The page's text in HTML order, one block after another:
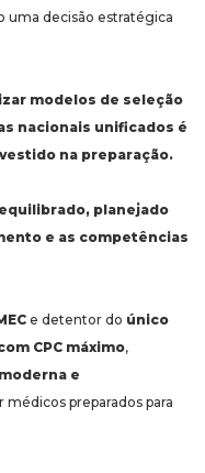
uma decisão estratégica
modelos de seleção
nacionais unificados é
na preparação.
planejado
e as competências
e detentor do único
CPC máximo,
e
médicos preparados para